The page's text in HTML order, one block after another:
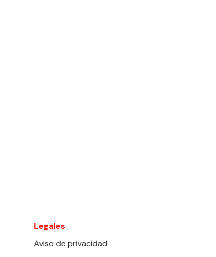
Legales
Aviso de privacidad